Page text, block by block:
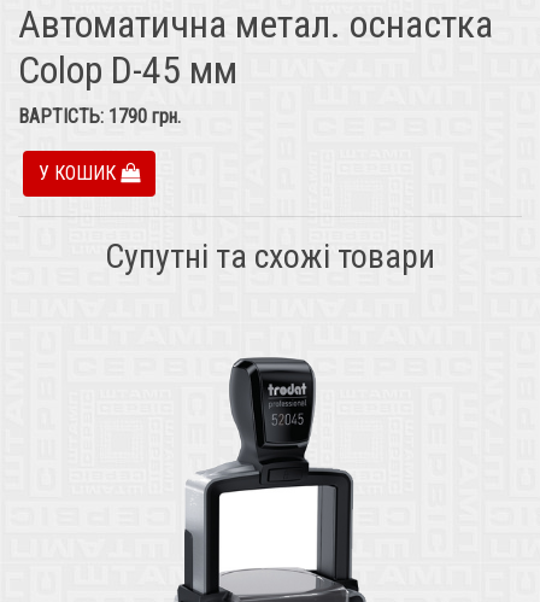
Автоматична метал. оснастка
Colop D-45 мм
ВАРТІСТЬ: 1790 грн.
У КОШИК
Супутні та схожі товари